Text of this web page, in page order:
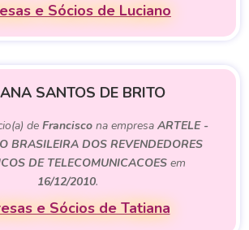
e Sócios de Luciano
SANTOS DE BRITO
de Francisco na empresa ARTELE -
BRASILEIRA DOS REVENDEDORES
DE TELECOMUNICACOES em
16/12/2010.
e Sócios de Tatiana